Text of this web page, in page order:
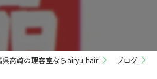
県高崎の理容室ならairyu hair ブログ